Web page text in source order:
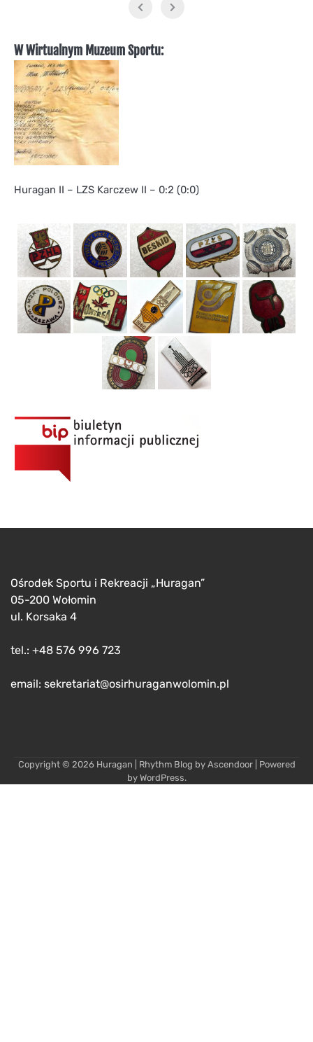
W Wirtualnym Muzeum Sportu:
Huragan II – LZS Karczew II – 0:2 (0:0)
Ośrodek Sportu i Rekreacji „Huragan”
05-200 Wołomin
ul. Korsaka 4
tel.: +48 576 996 723
email: sekretariat@osirhuraganwolomin.pl
Copyright © 2026 Huragan | Rhythm Blog by Ascendoor| Powered
by WordPress.